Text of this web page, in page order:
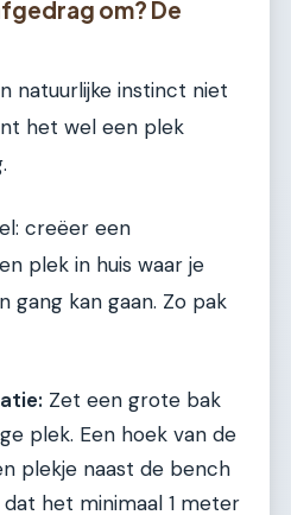
om? De
natuurlijke instinct niet
het wel een plek
creëer een
plek in huis waar je
gang kan gaan. Zo pak
Zet een grote bak
plek. Een hoek van de
plekje naast de bench
het minimaal 1 meter